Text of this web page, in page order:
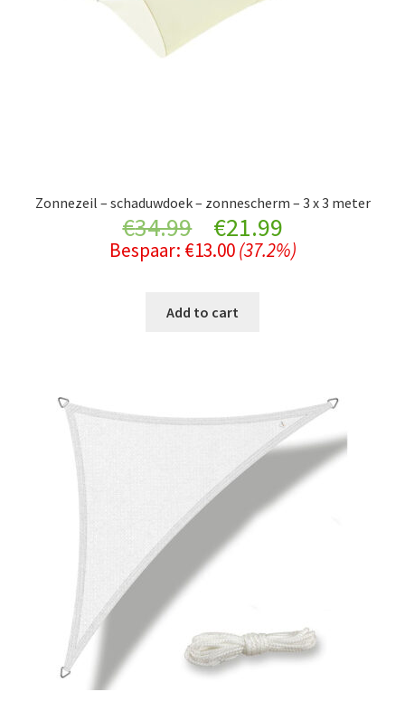
Zonnezeil – schaduwdoek – zonnescherm – 3 x 3 meter
€34.99
Original
price
was:
€21.99Current
price
Bespaar: €13.00 (37.2%)
Add to cart